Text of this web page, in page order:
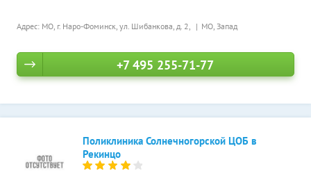
Адрес: МО, г. Наро-Фоминск, ул. Шибанкова, д. 2, МО, Запад
+7 495 255-71-77
Поликлиника Солнечногорской ЦОБ в
Рекинцо